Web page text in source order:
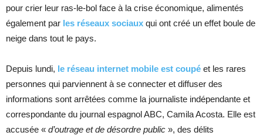
pour crier leur ras-le-bol face à la crise économique, alimentés
également par les réseaux sociaux qui ont créé un effet boule de
neige dans tout le pays.
Depuis lundi, le réseau internet mobile est coupé et les rares
personnes qui parviennent à se connecter et diffuser des
informations sont arrêtées comme la journaliste indépendante et
correspondante du journal espagnol ABC, Camila Acosta. Elle est
accusée « d’outrage et de désordre public », des délits